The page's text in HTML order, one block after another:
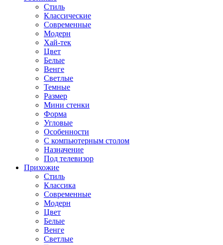
Стиль
Классические
Современные
Модерн
Хай-тек
Цвет
Белые
Венге
Светлые
Темные
Размер
Мини стенки
Форма
Угловые
Особенности
С компьютерным столом
Назначение
Под телевизор
Прихожие
Стиль
Классика
Современные
Модерн
Цвет
Белые
Венге
Светлые